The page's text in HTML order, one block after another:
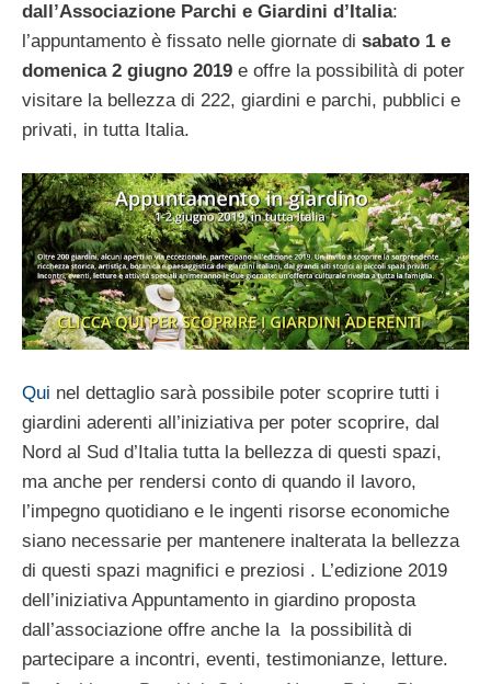
dall’Associazione Parchi e Giardini d’Italia:
l’appuntamento è fissato nelle giornate di sabato 1 e
domenica 2 giugno 2019 e offre la possibilità di poter
visitare la bellezza di 222, giardini e parchi, pubblici e
privati, in tutta Italia.
Qui nel dettaglio sarà possibile poter scoprire tutti i
giardini aderenti all’iniziativa per poter scoprire, dal
Nord al Sud d’Italia tutta la bellezza di questi spazi,
ma anche per rendersi conto di quando il lavoro,
l’impegno quotidiano e le ingenti risorse economiche
siano necessarie per mantenere inalterata la bellezza
di questi spazi magnifici e preziosi . L’edizione 2019
dell’iniziativa Appuntamento in giardino proposta
dall’associazione offre anche la la possibilità di
partecipare a incontri, eventi, testimonianze, letture.